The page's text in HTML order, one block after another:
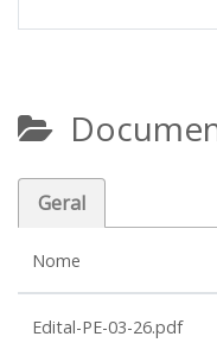
Geral
Nome
Edital-PE-03-26.pdf